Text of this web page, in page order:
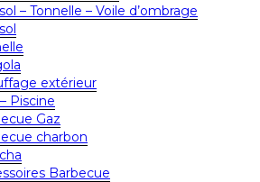
– Tonnelle – Voile d’ombrage
extérieur
Piscine
Gaz
charbon
Barbecue